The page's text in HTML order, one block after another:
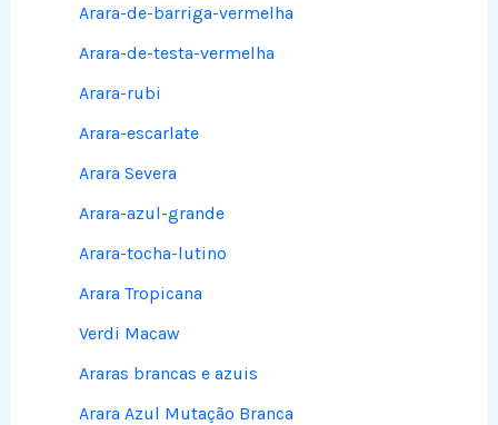
Arara-de-barriga-vermelha
Arara-de-testa-vermelha
Arara-rubi
Arara-escarlate
Arara Severa
Arara-azul-grande
Arara-tocha-lutino
Arara Tropicana
Verdi Macaw
Araras brancas e azuis
Arara Azul Mutação Branca